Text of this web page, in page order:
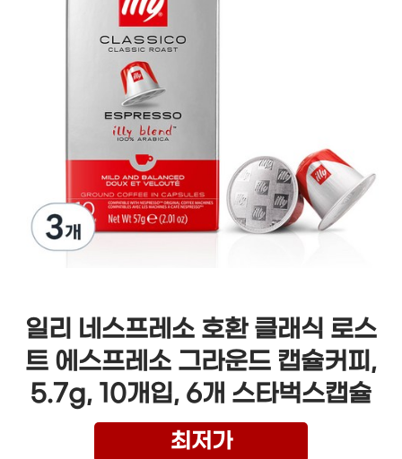
일리 네스프레소 호환 클래식 로스
트 에스프레소 그라운드 캡슐커피,
5.7g, 10개입, 6개 스타벅스캡슐
최저가